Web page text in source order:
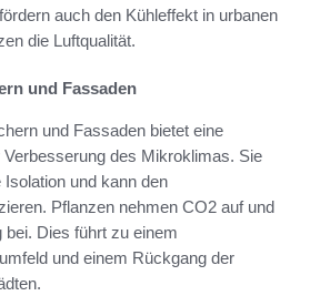
auch den Kühleffekt in urbanen
die Luftqualität.
und Fassaden
und Fassaden bietet eine
des Mikroklimas. Sie
und kann den
Pflanzen nehmen CO2 auf und
bei. Dies führt zu einem
und einem Rückgang der